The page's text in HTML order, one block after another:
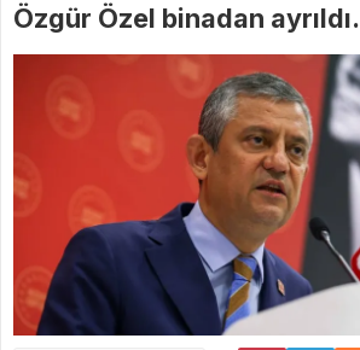
Özgür Özel binadan ayrıldı.